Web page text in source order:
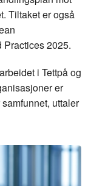
Tiltaket er også
Practices2025.
i Tettpåog
er
uttaler